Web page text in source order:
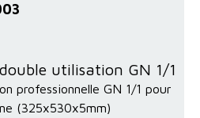
utilisation GN 1/1
professionnelle GN 1/1 pour
(325x530x5mm)